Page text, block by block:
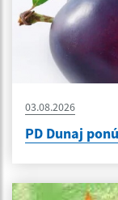
03.08.2026
PD Dunaj